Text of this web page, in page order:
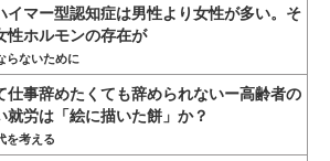
イマー型認知症は男性より女性が多い。そ
性ホルモンの存在が
らないために
仕事辞めたくても辞められないー高齢者の
就労は「絵に描いた餅」か？
を考える